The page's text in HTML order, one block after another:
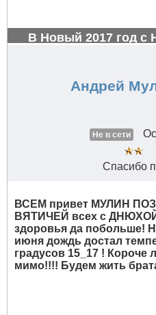
В Новый 2017 год
Андрей
Не в сети
Спасибо
ВСЕМ привет МУЛИН
ВЯТИЧЕЙ всех с
здоровья да побольше!
июня дождь достал
градусов 15_17 ! Короче
мимо!!!! Будем жить